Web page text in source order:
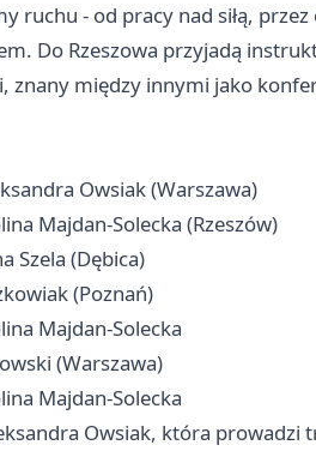
ruchu - od pracy nad siłą,
Do Rzeszowa przyjadą
znany między innymi jako
Owsiak (Warszawa)
Majdan-Solecka (Rzeszów)
Szela (Dębica)
(Poznań)
Majdan-Solecka
(Warszawa)
Majdan-Solecka
Owsiak, która prowadzi